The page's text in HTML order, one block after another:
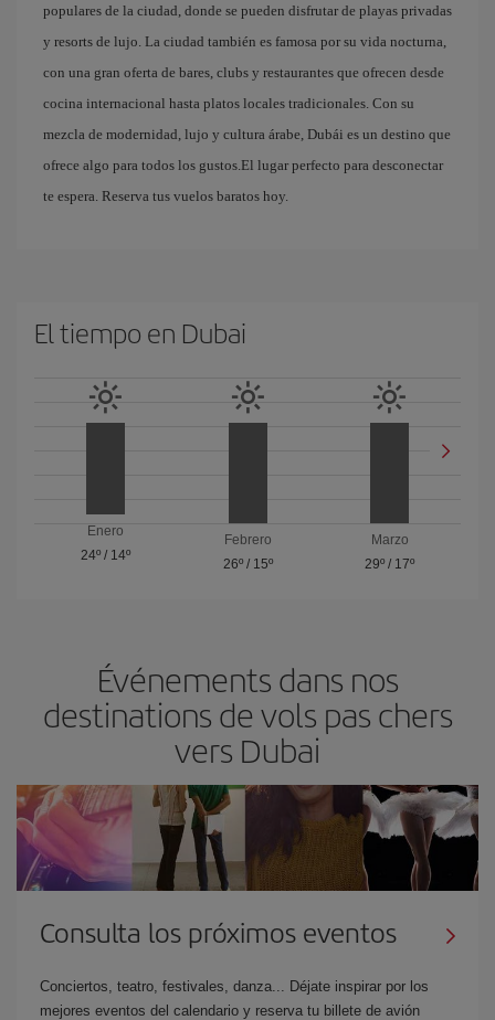
populares de la ciudad, donde se pueden disfrutar de playas privadas
y resorts de lujo. La ciudad también es famosa por su vida nocturna,
con una gran oferta de bares, clubs y restaurantes que ofrecen desde
cocina internacional hasta platos locales tradicionales. Con su
mezcla de modernidad, lujo y cultura árabe, Dubái es un destino que
ofrece algo para todos los gustos.El lugar perfecto para desconectar
te espera. Reserva tus vuelos baratos hoy.
El tiempo en Dubai
Enero
24º/ 14º
Febrero
26º/ 15º
Marzo
29º / 17º
Événements dans nos
destinations de vols pas chers
vers Dubai
Consulta los próximos eventos
Conciertos, teatro, festivales, danza... Déjate inspirar por los
mejores eventos del calendario y reserva tu billete de avión